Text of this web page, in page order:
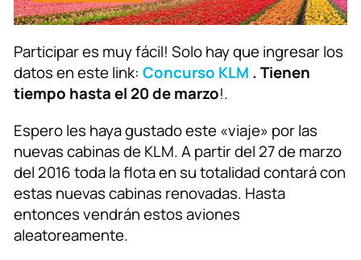
Participar es muy fácil! Solo hay que ingresar los
datos en este link: Concurso KLM . Tienen
tiempo hasta el 20 de marzo!.
Espero les haya gustado este «viaje» por las
nuevas cabinas de KLM. A partir del 27 de marzo
del 2016 toda la flota en su totalidad contará con
estas nuevas cabinas renovadas. Hasta
entonces vendrán estos aviones
aleatoreamente.